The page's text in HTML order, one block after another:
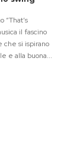
“That’s
il fascino
che si ispirano
e alla buona...